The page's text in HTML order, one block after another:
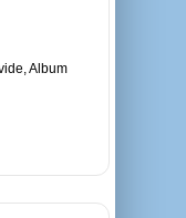
Album